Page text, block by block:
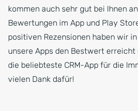
kommen auch sehr gut bei Ihnen
Bewertungen im App und Play
positiven Rezensionen haben wir
unsere Apps den Bestwert
die beliebteste CRM-App für die
vielen Dank dafür!